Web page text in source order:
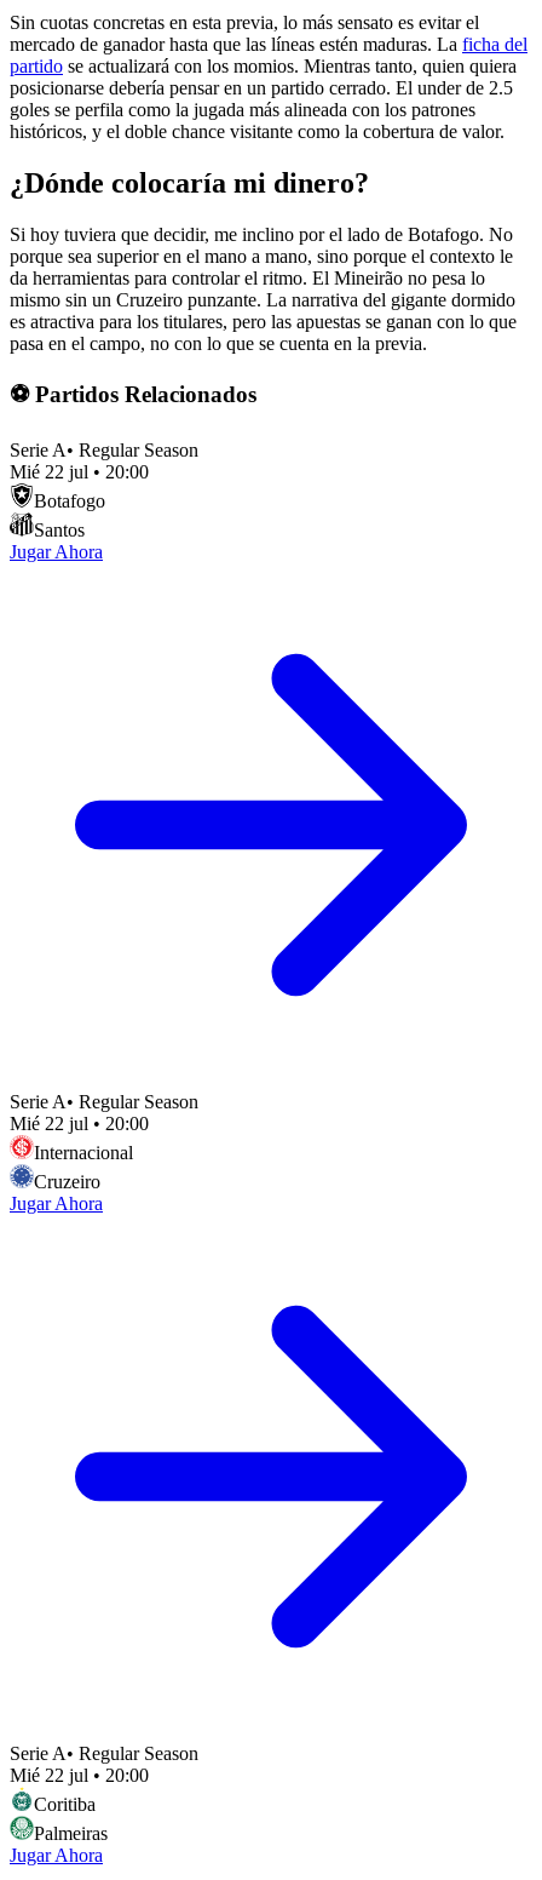
Sin cuotas concretas en esta previa, lo más sensato es evitar el
mercado de ganador hasta que las líneas estén maduras. La ficha del
partido se actualizará con los momios. Mientras tanto, quien quiera
posicionarse debería pensar en un partido cerrado. El under de 2.5
goles se perfila como la jugada más alineada con los patrones
históricos, y el doble chance visitante como la cobertura de valor.
¿Dónde colocaría mi dinero?
Si hoy tuviera que decidir, me inclino por el lado de Botafogo. No
porque sea superior en el mano a mano, sino porque el contexto le
da herramientas para controlar el ritmo. El Mineirão no pesa lo
mismo sin un Cruzeiro punzante. La narrativa del gigante dormido
es atractiva para los titulares, pero las apuestas se ganan con lo que
pasa en el campo, no con lo que se cuenta en la previa.
⚽ Partidos Relacionados
Serie A• Regular Season
Mié 22 jul • 20:00
Botafogo
Santos
Jugar Ahora
Serie A• Regular Season
Mié 22 jul • 20:00
Internacional
Cruzeiro
Jugar Ahora
Serie A• Regular Season
Mié 22 jul • 20:00
Coritiba
Palmeiras
Jugar Ahora